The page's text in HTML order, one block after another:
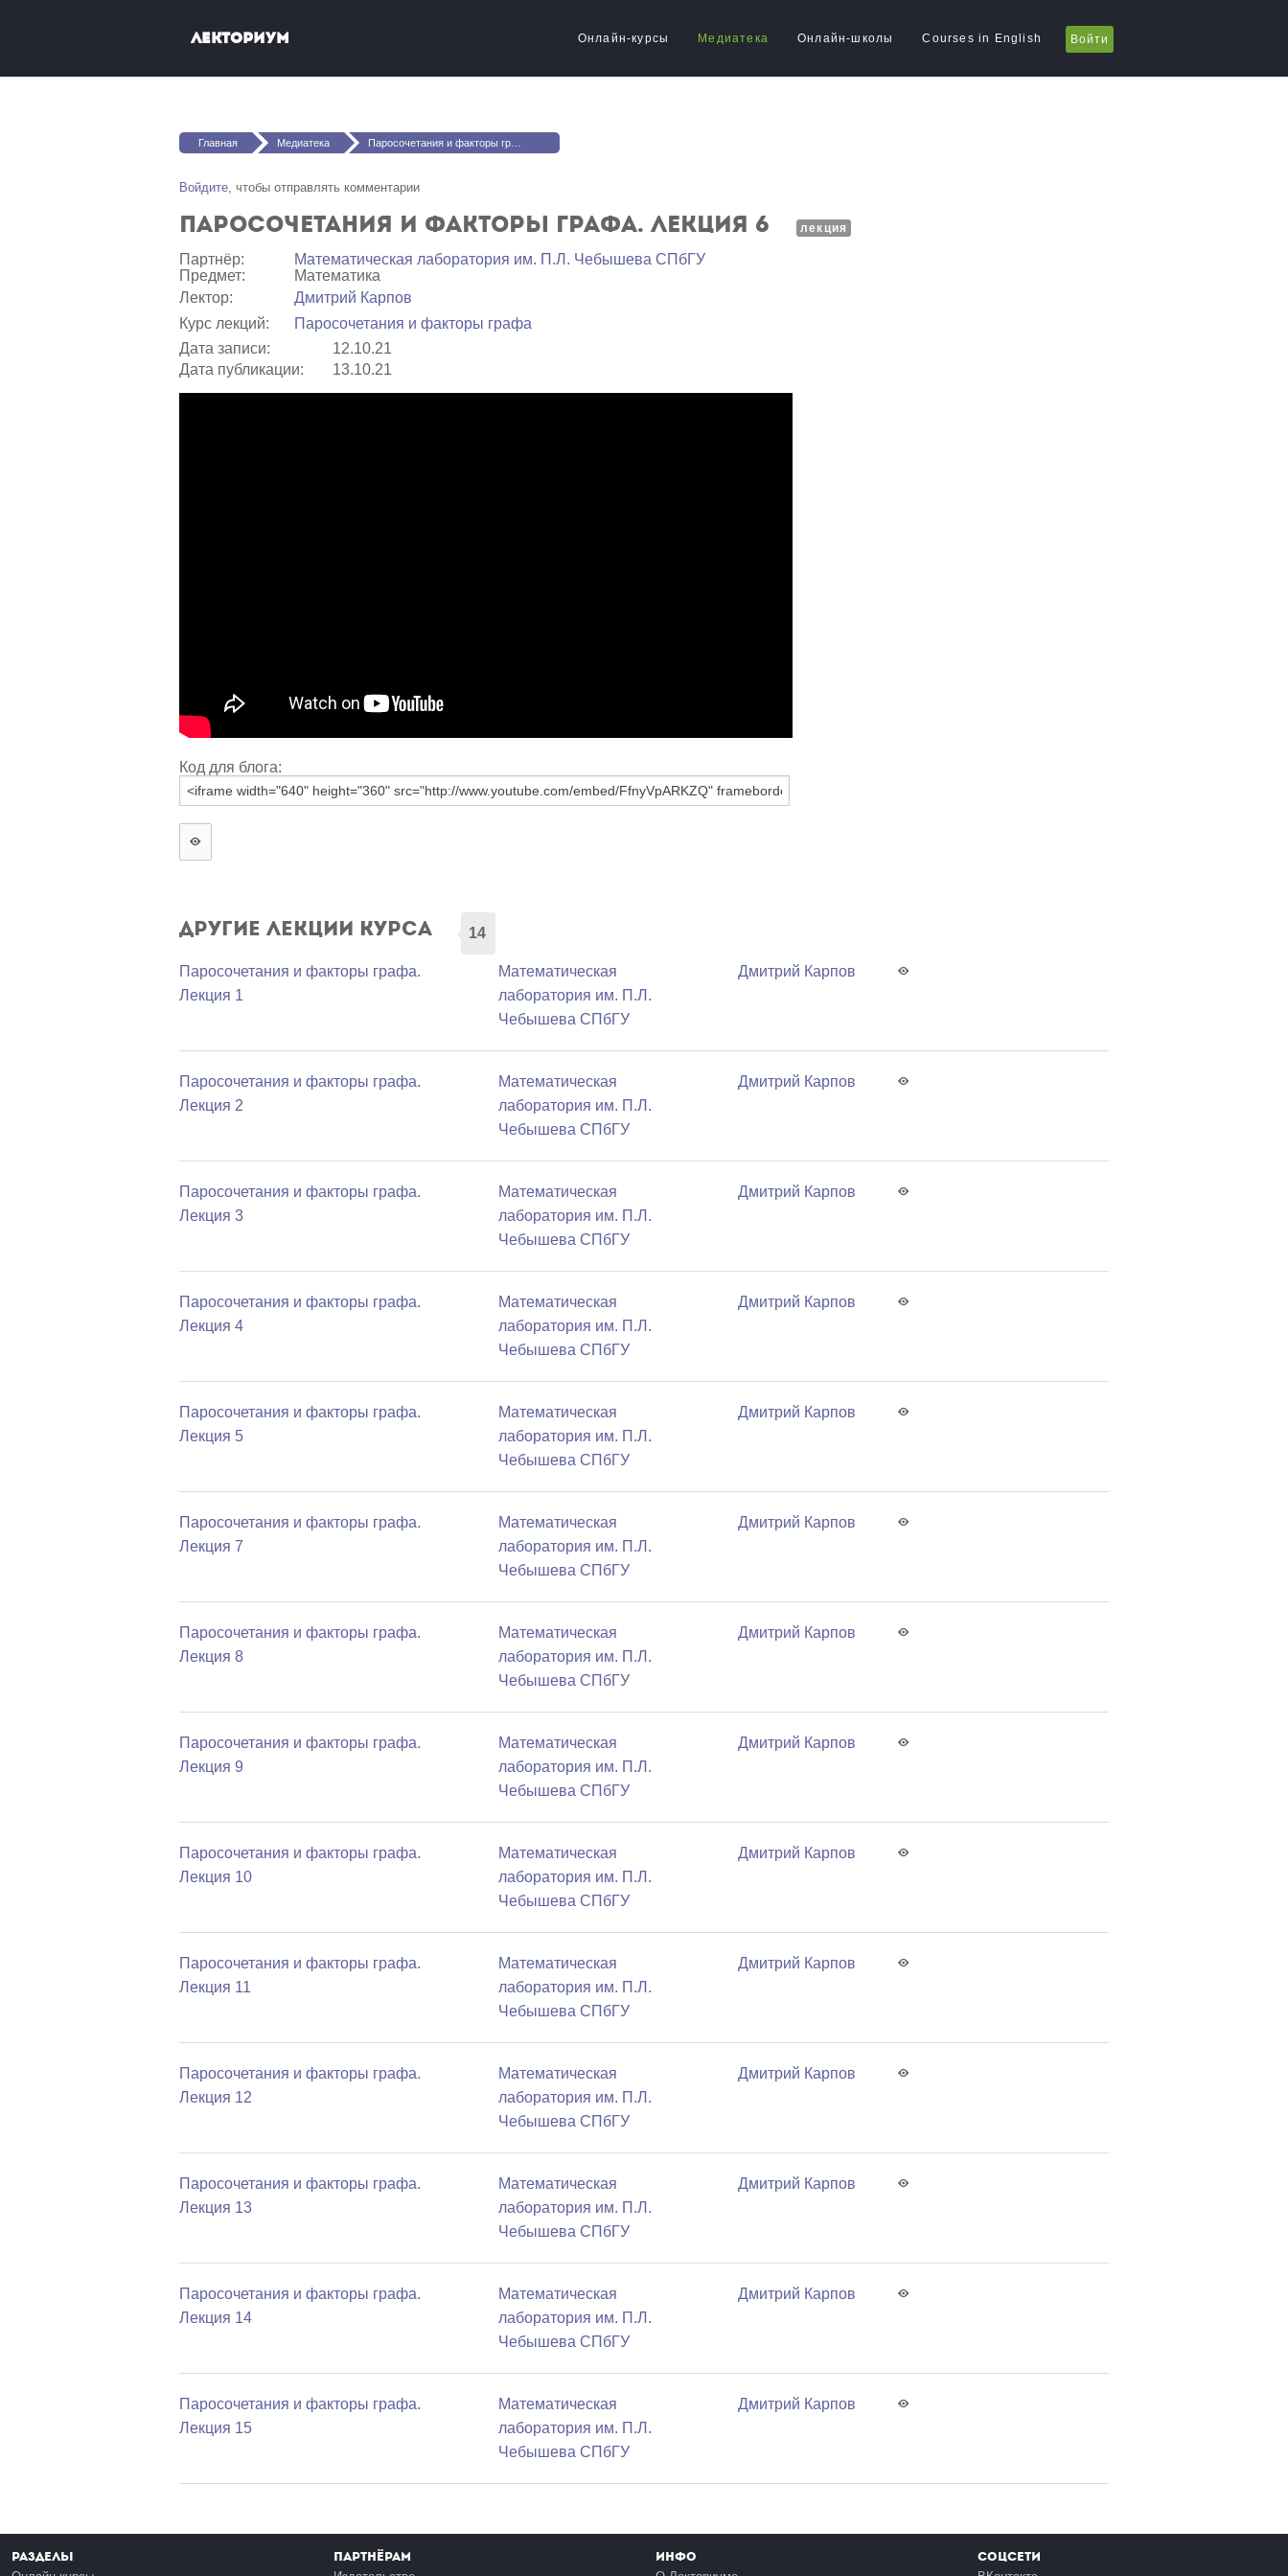
Лекториум Онлайн-курсы Медиатека Онлайн-школы Courses in English Войти
Вы здесь
Главная Медиатека Паросочетания и факторы графа. Лекция 6
Войдите, чтобы отправлять комментарии
Паросочетания и факторы графа. Лекция 6 лекция
Партнёр:
Математичеcкая лаборатория им. П.Л. Чебышева СПбГУ
Предмет:
Математика
Лектор:
Дмитрий Карпов
Курс лекций:
Паросочетания и факторы графа
Дата записи:
12.10.21
Дата публикации:
13.10.21
Код для блога:
Другие лекции курса 14
Паросочетания и факторы графа.
Лекция 1
Математичеcкая
лаборатория им. П.Л.
Чебышева СПбГУ
Дмитрий Карпов
Паросочетания и факторы графа.
Лекция 2
Математичеcкая
лаборатория им. П.Л.
Чебышева СПбГУ
Дмитрий Карпов
Паросочетания и факторы графа.
Лекция 3
Математичеcкая
лаборатория им. П.Л.
Чебышева СПбГУ
Дмитрий Карпов
Паросочетания и факторы графа.
Лекция 4
Математичеcкая
лаборатория им. П.Л.
Чебышева СПбГУ
Дмитрий Карпов
Паросочетания и факторы графа.
Лекция 5
Математичеcкая
лаборатория им. П.Л.
Чебышева СПбГУ
Дмитрий Карпов
Паросочетания и факторы графа.
Лекция 7
Математичеcкая
лаборатория им. П.Л.
Чебышева СПбГУ
Дмитрий Карпов
Паросочетания и факторы графа.
Лекция 8
Математичеcкая
лаборатория им. П.Л.
Чебышева СПбГУ
Дмитрий Карпов
Паросочетания и факторы графа.
Лекция 9
Математичеcкая
лаборатория им. П.Л.
Чебышева СПбГУ
Дмитрий Карпов
Паросочетания и факторы графа.
Лекция 10
Математичеcкая
лаборатория им. П.Л.
Чебышева СПбГУ
Дмитрий Карпов
Паросочетания и факторы графа.
Лекция 11
Математичеcкая
лаборатория им. П.Л.
Чебышева СПбГУ
Дмитрий Карпов
Паросочетания и факторы графа.
Лекция 12
Математичеcкая
лаборатория им. П.Л.
Чебышева СПбГУ
Дмитрий Карпов
Паросочетания и факторы графа.
Лекция 13
Математичеcкая
лаборатория им. П.Л.
Чебышева СПбГУ
Дмитрий Карпов
Паросочетания и факторы графа.
Лекция 14
Математичеcкая
лаборатория им. П.Л.
Чебышева СПбГУ
Дмитрий Карпов
Паросочетания и факторы графа.
Лекция 15
Математичеcкая
лаборатория им. П.Л.
Чебышева СПбГУ
Дмитрий Карпов
Разделы
Партнёрам
Инфо
Соцсети